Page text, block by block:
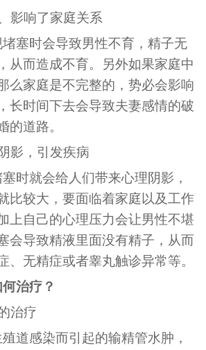
影响了家庭关系
塞时会导致男性不育，精子无
从而造成不育。另外如果家庭中
么家庭是不完整的，势必会影响
长时间下去会导致夫妻感情的破
的道路。
影，引发疾病
时就会给人们带来心理阴影，
比较大，要面临着家庭以及工作
上自己的心理压力会让男性不堪
会导致精液里面没有精子，从而
、无精症或者睾丸触诊异常等。
治疗？
治疗
道感染而引起的输精管水肿，